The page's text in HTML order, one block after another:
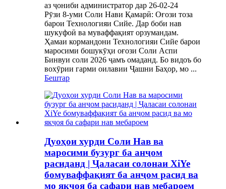
аз ҷониби администратор дар 26-02-24
Рӯзи 8-уми Соли Нави Қамарӣ: Оғози тоза
барои Технологияи Сийе. Дар боби нав
шукуфоӣ ва муваффақият орзумандам.
Ҳамаи кормандони Технологияи Сийе барои
маросими бошукӯҳи оғози Соли Аспи
Бинвуи соли 2026 ҷамъ омаданд. Бо видоъ бо
вохӯрии гарми оилавии Ҷашни Баҳор, мо ...
Бештар
Дуоҳои хурди Соли Нав ва
маросими бузург ба анҷом
расиданд | Ҷаласаи солонаи XiYe
бомуваффақият ба анҷом расид ва
мо якҷоя ба сафари нав мебароем